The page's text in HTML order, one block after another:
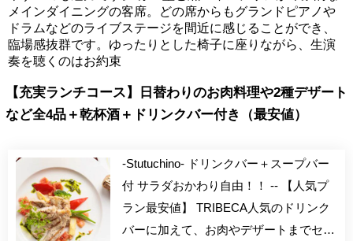
メインダイニングの客席。どの席からもグランドピアノや
ドラムなどのライブステージを間近に感じることができ、
臨場感抜群です。ゆったりとした椅子に座りながら、生演
奏を聴くのはお約束
【充実ランチコース】日替わりのお肉料理や2種デザート
など全4品＋乾杯酒＋ドリンクバー付き（最安値）
-Stutuchino- ドリンクバー＋スープバー
付 サラダおかわり自由！！ -- 【人気プ
ラン最安値】 TRIBECA人気のドリンク
バーに加えて、お肉やデザートまでセッ